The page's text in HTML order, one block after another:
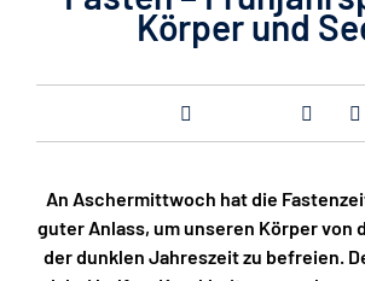
Körper und
An Aschermittwoch hat die
guter Anlass, um unseren Körper von
der dunklen Jahreszeit zu befreien.